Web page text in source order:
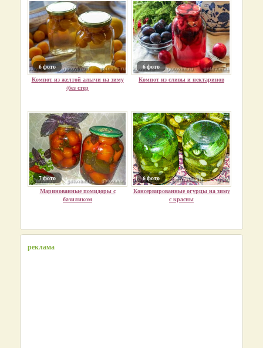
6 фото
Компот из желтой алычи на зиму
(без стер
6 фото
Компот из сливы и нектаринов
7 фото
Маринованные помидоры с
базиликом
6 фото
Консервированные огурцы на зиму
с красны
реклама